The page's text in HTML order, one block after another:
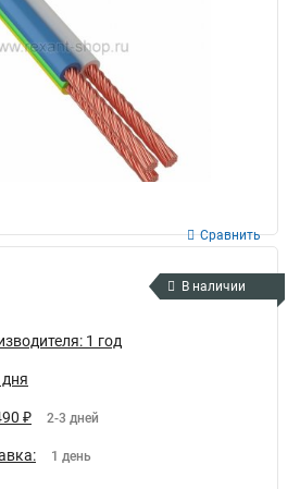
Сравнить
В наличии
1 год
₽ 2-3 дней
1 день